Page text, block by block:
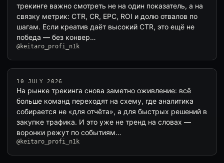
трекинге важно смотреть не на один показатель, а на
связку метрик: CTR, CR, EPC, ROI и долю отвалов по
шагам. Если креатив даёт высокий CTR, это ещё не
победа — без конвер…
@keitaro_profi_n1k
10 JULY 2026
На рынке трекинга снова заметно оживление: всё
больше команд переходят на схему, где аналитика
собирается не «для отчёта», а для быстрых решений в
закупке трафика. И это уже не тренд на словах —
воронки режут по событиям…
@keitaro_profi_n1k